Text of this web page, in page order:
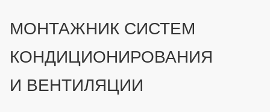
МОНТАЖНИК СИСТЕМ
КОНДИЦИОНИРОВАНИЯ
И ВЕНТИЛЯЦИИ